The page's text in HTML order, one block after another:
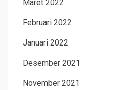
Maret 2022
Februari 2022
Januari 2022
Desember 2021
November 2021